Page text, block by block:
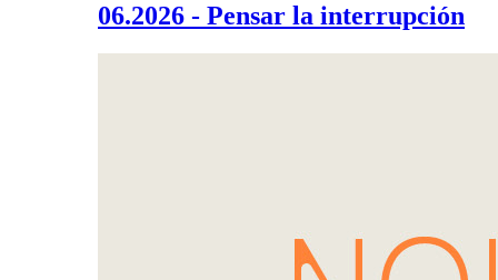
06.2026 - Pensar la interrupción